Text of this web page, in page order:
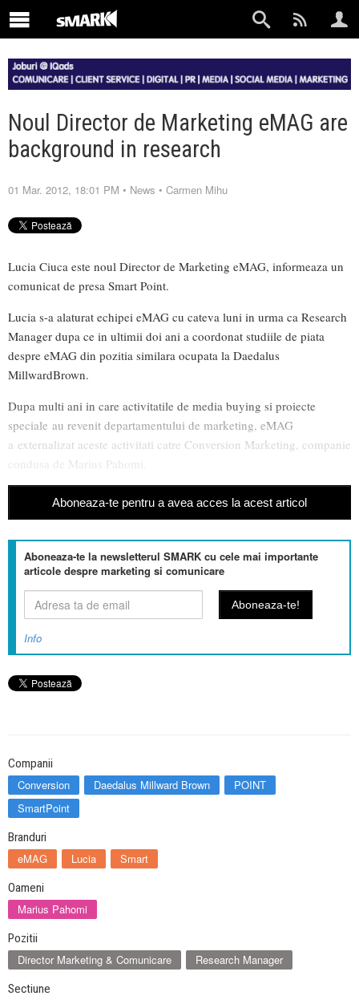
Noul Director de Marketing eMAG are
background in research
01 Mar. 2012, 18:01 PM • News • Carmen Mihu
Lucia Ciuca este noul Director de Marketing eMAG, informeaza un
comunicat de presa Smart Point.
Lucia s-a alaturat echipei eMAG cu cateva luni in urma ca Research
Manager dupa ce in ultimii doi ani a coordonat studiile de piata
despre eMAG din pozitia similara ocupata la Daedalus
MillwardBrown.
Dupa multi ani in care activitatile de media buying si proiecte
speciale au revenit departamentului de marketing, eMAG
a externalizat aceste activitati catre Conversion Marketing, companie
condusa de Marius Pahomi.
Aboneaza-te pentru a avea acces la acest articol
Aboneaza-te la newsletterul SMARK cu cele mai importante
articole despre marketing si comunicare
Info
Companii
Conversion Daedalus Millward Brown
POINT
SmartPoint
Branduri
eMAG Lucia Smart
Oameni
Marius Pahomi
Pozitii
Director Marketing & Comunicare Research Manager
Sectiune